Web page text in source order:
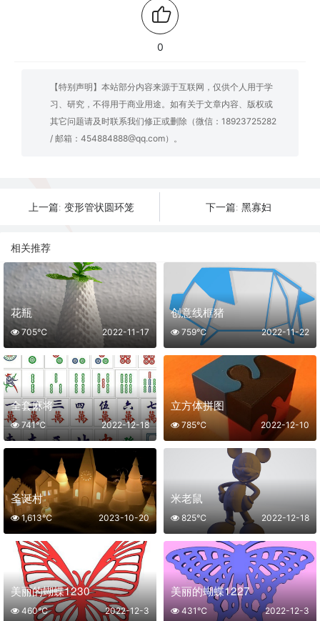
0
【特别声明】本站部分内容来源于互联网，仅供个人用于学
习、研究，不得用于商业用途。如有关于文章内容、版权或
其它问题请及时联系我们修正或删除（微信：18923725282
/ 邮箱：454884888@qq.com）。
上一篇: 变形管状圆环笼 下一篇: 黑寡妇
相关推荐
花瓶
2022-11-17
705℃
创意线框猪
2022-11-22
759℃
全套麻将
2022-12-18
741℃
立方体拼图
2022-12-10
785℃
圣诞村
2023-10-20
1,613℃
米老鼠
2022-12-18
825℃
美丽的蝴蝶1230
2022-12-3
460℃
美丽的蝴蝶1227
2022-12-3
431℃